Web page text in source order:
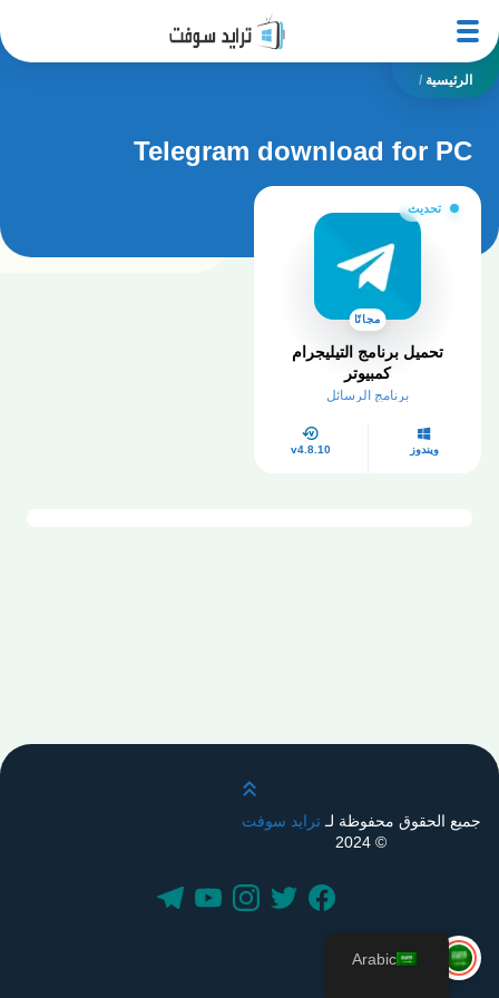
الرئيسية /
Telegram download for PC
تحديث
مجانًا
تحميل برنامج التيليجرام
كمبيوتر
برنامج الرسائل
ويندوز v4.8.10
قم بالتمرير لأعلى
جميع الحقوق محفوظة لـترايد سوفت
© 2024
Arabic